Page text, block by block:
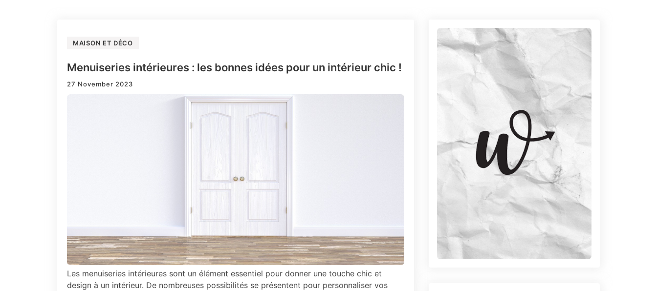
MAISON ET DÉCO
Menuiseries intérieures : les bonnes idées pour un intérieur chic !
27 November 2023
Les menuiseries intérieures sont un élément essentiel pour donner une touche chic et
design à un intérieur. De nombreuses possibilités se présentent pour personnaliser vos